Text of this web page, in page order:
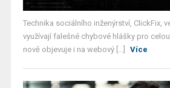
Technika sociálního inženýrství, ClickFix,
využívají falešné chybové hlášky pro
nově objevuje i na webový [...]
Více